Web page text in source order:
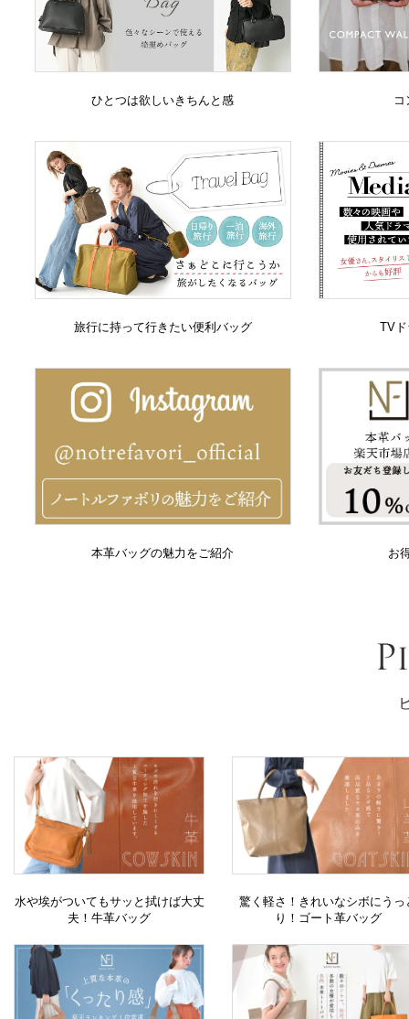
ひとつは欲しいきちんと感
旅行に持って行きたい便利バッグ TV
本革バッグの魅力をご紹介 お
水や埃がついてもサッと拭けば大丈
夫！牛革バッグ
驚く軽さ！きれいなシボにうっ
り！ゴート革バッグ